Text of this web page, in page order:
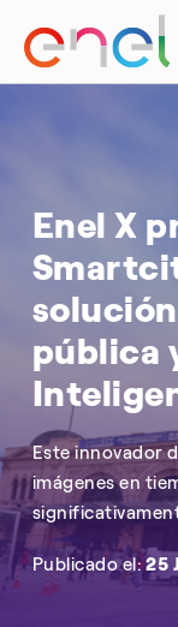
Enel X
pública
Este innovador
imágenes en
Publicado el: 25